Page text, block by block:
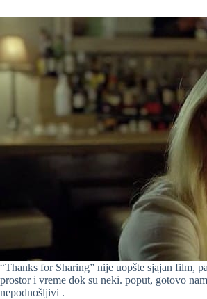
“Thanks for Sharing” nije uopšte sjajan film,
prostor i vreme dok su neki. poput, gotovo
nepodnošljivi .